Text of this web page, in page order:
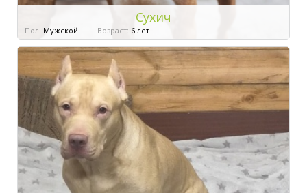
Сухич
Пол: Мужской Возраст: 6 лет